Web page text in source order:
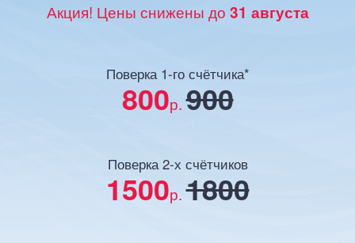
Акция! Цены снижены до 31 августа
Поверка 1-го счётчика*
800р.900
Поверка 2-х счётчиков
1500р. 1800